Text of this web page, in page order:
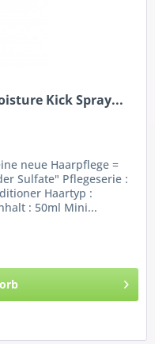
Kick Spray...
neue Haarpflege =
Sulfate" Pflegeserie :
Haartyp :
: 50ml Mini...